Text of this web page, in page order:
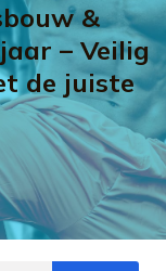
&
– Veilig
de juiste